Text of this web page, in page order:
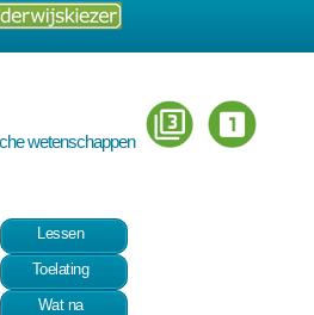
wetenschappen
Lessen
Toelating
Wat na